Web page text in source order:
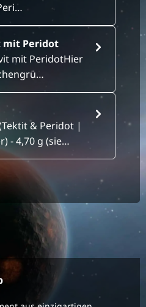
mit Peridot
mit PeridotHier
& Peridot |
- 4,70 g (sie…